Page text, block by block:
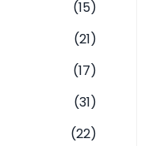
(15)
(21)
(17)
(31)
(22)